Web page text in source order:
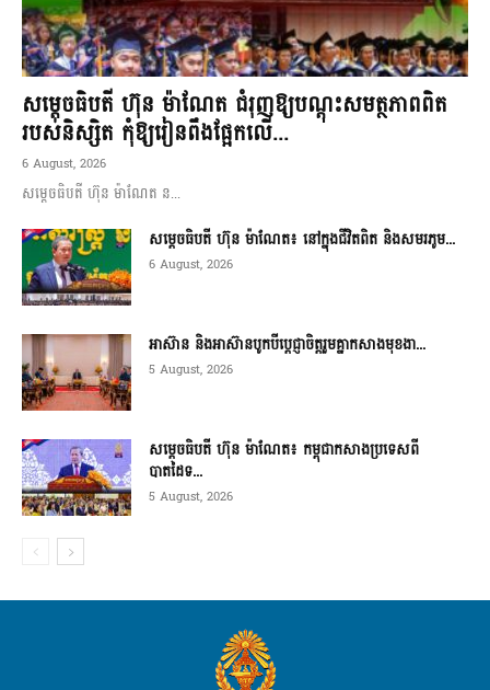
សម្តេចធិបតី ហ៊ុន ម៉ាណែត ជំរុញឱ្យបណ្តុះសមត្ថភាពពិត
របស់និស្សិត កុំឱ្យរៀនពឹងផ្អែកលើ...
6 August, 2026
សម្តេចធិបតី ហ៊ុន ម៉ាណែត ន...
សម្តេចធិបតី ហ៊ុន ម៉ាណែត៖ នៅក្នុងជីវិតពិត និងសមរភូម...
6 August, 2026
អាស៊ាន និងអាស៊ានបូកបីប្តេជ្ញាចិត្តរួមគ្នាកសាងមុខងា...
5 August, 2026
សម្ដេចធិបតី ហ៊ុន ម៉ាណែត៖ កម្ពុជាកសាងប្រទេសពី
បាតដៃទ...
5 August, 2026